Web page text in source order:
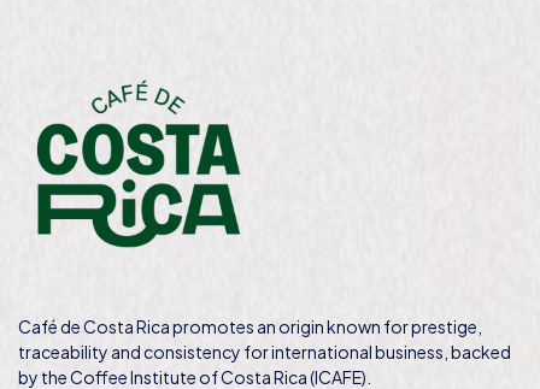
Café de Costa Rica promotes an origin known for prestige,
traceability and consistency for international business, backed
by the Coffee Institute of Costa Rica (ICAFE).